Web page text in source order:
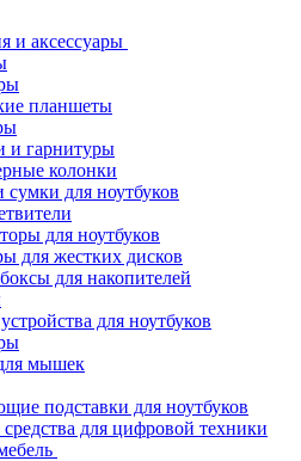
и аксессуары
планшеты
и гарнитуры
колонки
сумки для ноутбуков
для ноутбуков
для жестких дисков
для накопителей
для ноутбуков
мышек
подставки для ноутбуков
для цифровой техники